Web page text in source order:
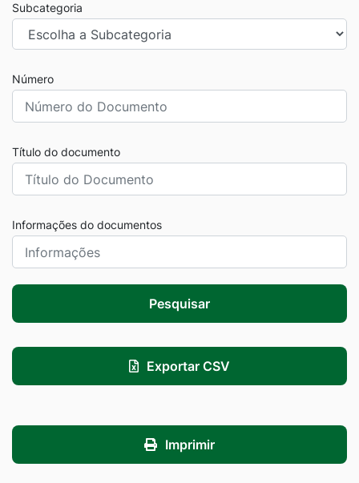
Subcategoria
Número
Título do documento
Informações do documentos
Pesquisar
Exportar CSV
Imprimir